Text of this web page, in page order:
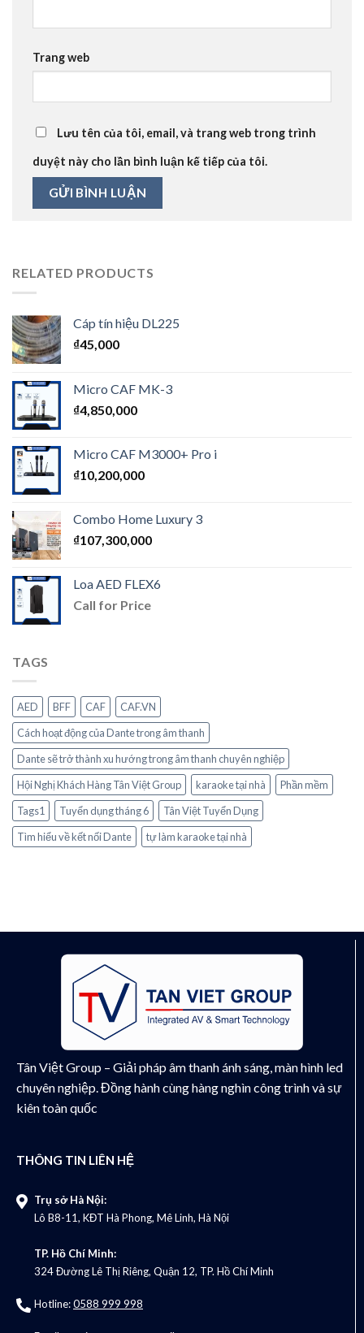
Trang web
Lưu tên của tôi, email, và trang web trong trình
duyệt này cho lần bình luận kế tiếp của tôi.
RELATED PRODUCTS
Cáp tín hiệu DL225
₫45,000
Micro CAF MK-3
₫4,850,000
Micro CAF M3000+ Pro i
₫10,200,000
Combo Home Luxury 3
₫107,300,000
Loa AED FLEX6
Call for Price
TAGS
AED BFF CAF
CAF.VN
Cách hoạt động của Dante trong âm thanh
Dante sẽ trở thành xu hướng trong âm thanh chuyên nghiệp
Hội Nghị Khách Hàng Tân Việt Group
karaoke tại nhà
Phần mềm
Tags1
Tuyển dụng tháng 6
Tân Việt Tuyển Dụng
Tìm hiểu về kết nối Dante
tự làm karaoke tại nhà
Tân Việt Group – Giải pháp âm thanh ánh sáng, màn hình led
chuyên nghiệp. Đồng hành cùng hàng nghìn công trình và sự
kiên toàn quốc
THÔNG TIN LIÊN HỆ
Trụ sở Hà Nội:
Lô B8-11, KĐT Hà Phong, Mê Linh, Hà Nội
TP. Hồ Chí Minh:
324 Đường Lê Thị Riêng, Quận 12, TP. Hồ Chí Minh
Hotline:0588 999 998